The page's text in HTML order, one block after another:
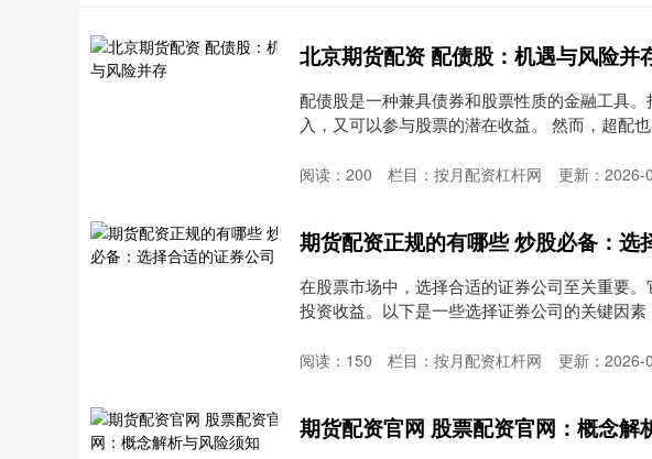
北京期货配资 配债股：机遇与风险并
配债股是一种兼具债券和股票性质的金融工具
入，又可以参与股票的潜在收益。 然而，超配
更新：2026-
阅读： 200 栏目： 按月配资杠杆网
期货配资正规的有哪些 炒股必备：选
在股票市场中，选择合适的证券公司至关重要
投资收益。以下是一些选择证券公司的关键因
更新：2026-
阅读： 150 栏目： 按月配资杠杆网
期货配资官网 股票配资官网：概念解